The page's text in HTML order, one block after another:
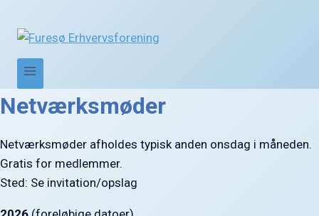
Netværksmøder
Netværksmøder afholdes typisk anden onsdag i måneden.
Gratis for medlemmer.
Sted: Se invitation/opslag